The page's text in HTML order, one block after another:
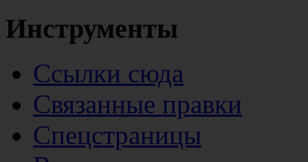
Инструменты
Ссылки сюда
Связанные правки
Спецстраницы